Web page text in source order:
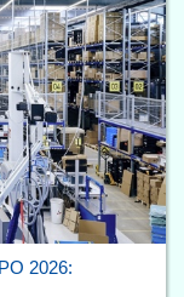
2026: